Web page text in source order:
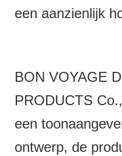
een aanzienlijk
BON VOYAGE
PRODUCTS
een
ontwerp, de